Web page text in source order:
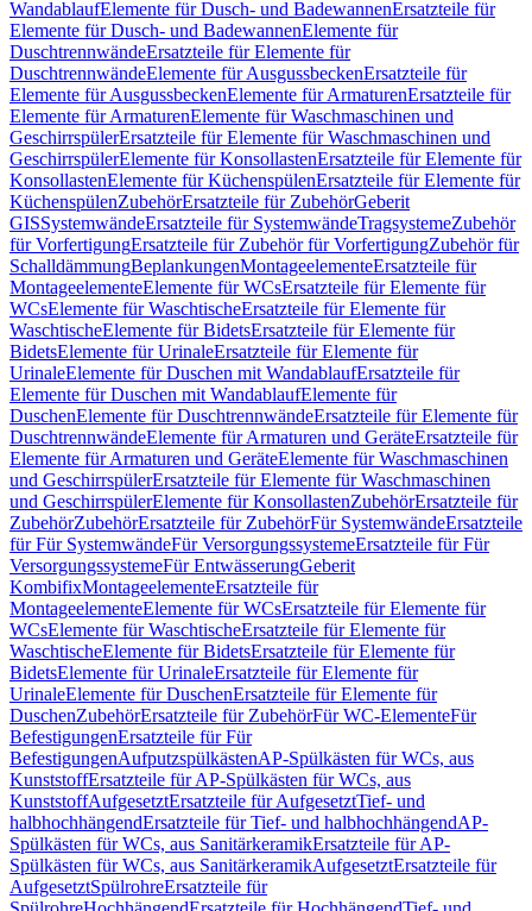
WandablaufElemente für Dusch- und BadewannenErsatzteile für
Elemente für Dusch- und BadewannenElemente für
DuschtrennwändeErsatzteile für Elemente für
DuschtrennwändeElemente für AusgussbeckenErsatzteile für
Elemente für AusgussbeckenElemente für ArmaturenErsatzteile für
Elemente für ArmaturenElemente für Waschmaschinen und
GeschirrspülerErsatzteile für Elemente für Waschmaschinen und
GeschirrspülerElemente für KonsollastenErsatzteile für Elemente für
KonsollastenElemente für KüchenspülenErsatzteile für Elemente für
KüchenspülenZubehörErsatzteile für ZubehörGeberit
GISSystemwändeErsatzteile für SystemwändeTragsystemeZubehör
für VorfertigungErsatzteile für Zubehör für VorfertigungZubehör für
SchalldämmungBeplankungenMontageelementeErsatzteile für
MontageelementeElemente für WCsErsatzteile für Elemente für
WCsElemente für WaschtischeErsatzteile für Elemente für
WaschtischeElemente für BidetsErsatzteile für Elemente für
BidetsElemente für UrinaleErsatzteile für Elemente für
UrinaleElemente für Duschen mit WandablaufErsatzteile für
Elemente für Duschen mit WandablaufElemente für
DuschenElemente für DuschtrennwändeErsatzteile für Elemente für
DuschtrennwändeElemente für Armaturen und GeräteErsatzteile für
Elemente für Armaturen und GeräteElemente für Waschmaschinen
und GeschirrspülerErsatzteile für Elemente für Waschmaschinen
und GeschirrspülerElemente für KonsollastenZubehörErsatzteile für
ZubehörZubehörErsatzteile für ZubehörFür SystemwändeErsatzteile
für Für SystemwändeFür VersorgungssystemeErsatzteile für Für
VersorgungssystemeFür EntwässerungGeberit
KombifixMontageelementeErsatzteile für
MontageelementeElemente für WCsErsatzteile für Elemente für
WCsElemente für WaschtischeErsatzteile für Elemente für
WaschtischeElemente für BidetsErsatzteile für Elemente für
BidetsElemente für UrinaleErsatzteile für Elemente für
UrinaleElemente für DuschenErsatzteile für Elemente für
DuschenZubehörErsatzteile für ZubehörFür WC-ElementeFür
BefestigungenErsatzteile für Für
BefestigungenAufputzspülkästenAP-Spülkästen für WCs, aus
KunststoffErsatzteile für AP-Spülkästen für WCs, aus
KunststoffAufgesetztErsatzteile für AufgesetztTief- und
halbhochhängendErsatzteile für Tief- und halbhochhängendAP-
Spülkästen für WCs, aus SanitärkeramikErsatzteile für AP-
Spülkästen für WCs, aus SanitärkeramikAufgesetztErsatzteile für
AufgesetztSpülrohreErsatzteile für